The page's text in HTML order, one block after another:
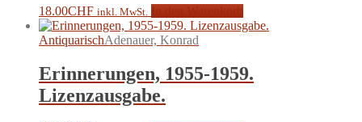
18.00CHF inkl. MwSt.
AntiquarischAdenauer, Konrad
Erinnerungen, 1955-1959.
Lizenzausgabe.